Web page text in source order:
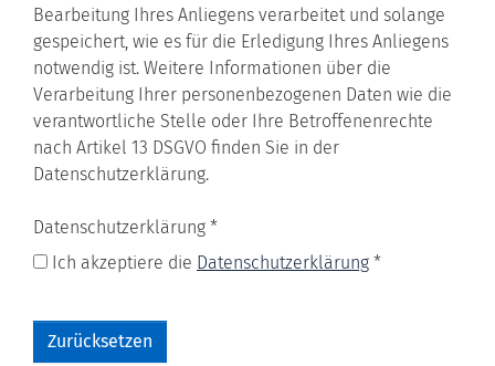
Bearbeitung Ihres Anliegens verarbeitet und solange
gespeichert, wie es für die Erledigung Ihres Anliegens
notwendig ist. Weitere Informationen über die
Verarbeitung Ihrer personenbezogenen Daten wie die
verantwortliche Stelle oder Ihre Betroffenenrechte
nach Artikel 13 DSGVO finden Sie in der
Datenschutzerklärung.
Datenschutz­erklärung *
Ich akzeptiere die Datenschutz­erklärung *